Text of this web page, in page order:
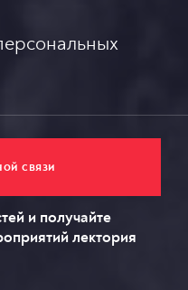
связи
и получайте
лектория